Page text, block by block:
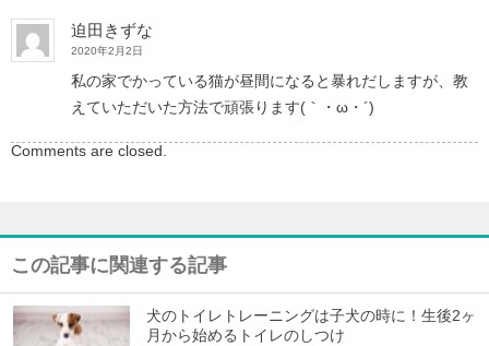
迫田きずな
2020年2月2日
私の家でかっている猫が昼間になると暴れだしますが、教
えていただいた方法で頑張ります(｀・ω・´)ゝ
Comments are closed.
この記事に関連する記事
犬のトイレトレーニングは子犬の時に！生後2ヶ
月から始めるトイレのしつけ